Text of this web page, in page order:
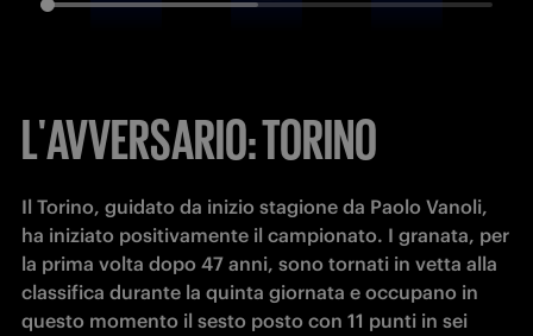
L'AVVERSARIO: TORINO
Il Torino, guidato da inizio stagione da Paolo Vanoli,
ha iniziato positivamente il campionato. I granata, per
la prima volta dopo 47 anni, sono tornati in vetta alla
classifica durante la quinta giornata e occupano in
questo momento il sesto posto con 11 punti in sei